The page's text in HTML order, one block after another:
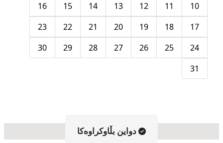
10
11
12
13
14
15
16
17
18
19
20
21
22
23
24
25
26
27
28
29
30
31
دواین بڵاوکراوه‌کا